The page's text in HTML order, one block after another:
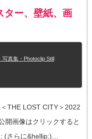
ター、壁紙、画
写真集・Photoclip Still
THE LOST CITY＞2022
開画像はクリックすると
(さらに&hellip;)…